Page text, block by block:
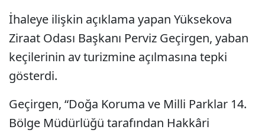
İhaleye ilişkin açıklama yapan Yüksekova
Ziraat Odası Başkanı Perviz Geçirgen, yaban
keçilerinin av turizmine açılmasına tepki
gösterdi.
Geçirgen, “Doğa Koruma ve Milli Parklar 14.
Bölge Müdürlüğü tarafından Hakkâri